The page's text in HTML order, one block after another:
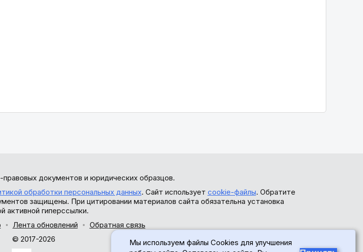
документов и юридических образцов.
обработки персональных данных. Сайт использует cookie-файлы. Обратите
защищены. При цитировании материалов сайта обязательна установка
активной гиперссылки.
Лента обновлений
Обратная связь
© 2017-2026
Мы используем файлы Cookies для улучшения